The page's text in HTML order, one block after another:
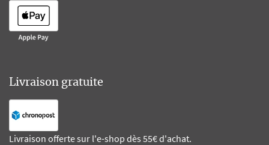
Livraison gratuite
Livraison offerte sur l'e-shop dès 55€ d'achat.